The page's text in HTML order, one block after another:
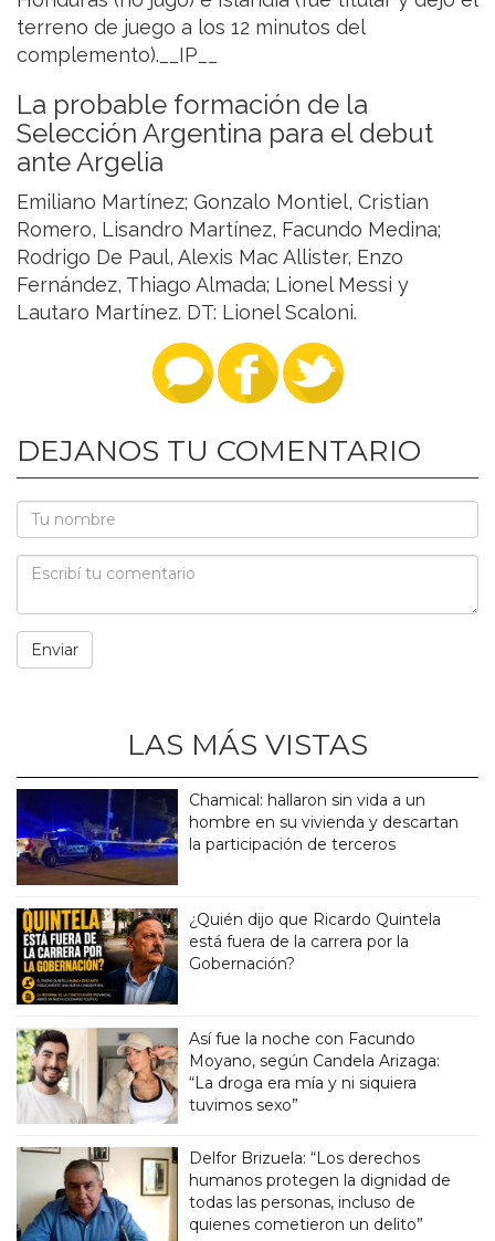
terreno de juego a los 12 minutos del
complemento).__IP__
La probable formación de la
Selección Argentina para el debut
ante Argelia
Emiliano Martínez; Gonzalo Montiel, Cristian
Romero, Lisandro Martínez, Facundo Medina;
Rodrigo De Paul, Alexis Mac Allister, Enzo
Fernández, Thiago Almada; Lionel Messi y
Lautaro Martínez. DT: Lionel Scaloni.
DEJANOS TU COMENTARIO
LAS MÁS VISTAS
Chamical: hallaron sin vida a un
hombre en su vivienda y descartan
la participación de terceros
¿Quién dijo que Ricardo Quintela
está fuera de la carrera por la
Gobernación?
Así fue la noche con Facundo
Moyano, según Candela Arizaga:
“La droga era mía y ni siquiera
tuvimos sexo”
Delfor Brizuela: “Los derechos
humanos protegen la dignidad de
todas las personas, incluso de
quienes cometieron un delito”